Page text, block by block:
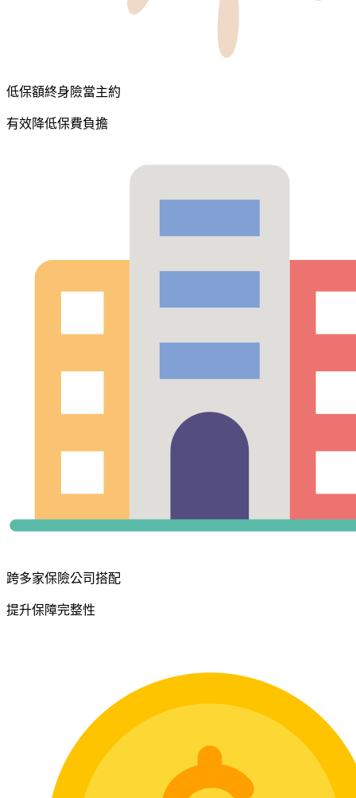
低保額終身險當主約
有效降低保費負擔
跨多家保險公司搭配
提升保障完整性